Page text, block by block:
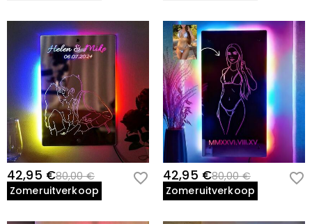
42,95 €80,00 €
Zomeruitverkoop
42,95 €80,00 €
Zomeruitverkoop